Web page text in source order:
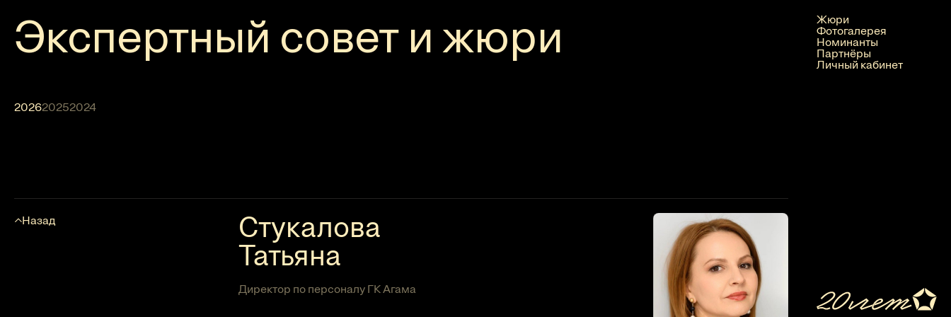
Жюри
Фотогалерея
Номинанты
Партнёры
Личный кабинет
Экспертный совет и жюри
202620252024
Назад
Стукалова
Татьяна
Директор по персоналу ГК Агама